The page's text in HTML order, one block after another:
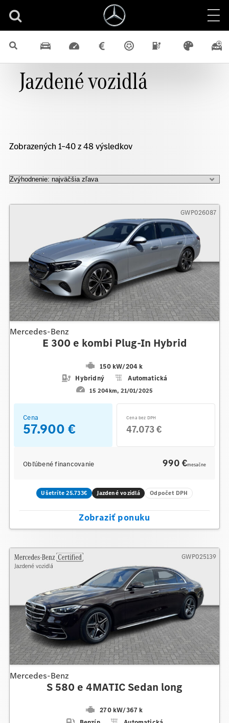
Jazdené vozidlá
Zobrazených 1–40 z 48 výsledkov
Mercedes-Benz
E 300 e kombi Plug-In Hybrid
150 kW/204 k
Hybridný
Automatická
15 204km 21/01/2025
GWP026087
Cena
57.900 €
Cena bez DPH
47.073 €
Obľúbené financovanie 990 €mesačne
Ušetríte 25.733€ Jazdené vozidlá Odpočet DPH
Zobraziť ponuku
Mercedes-Benz
S 580 e 4MATIC Sedan long
270 kW/367 k
GWP025139